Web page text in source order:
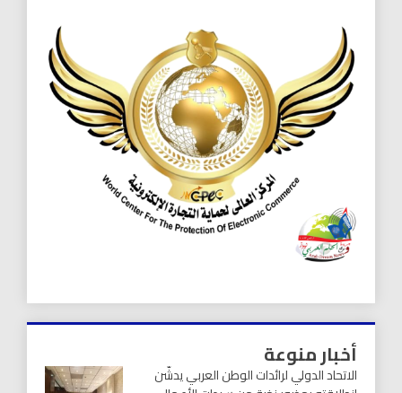
أخبار منوعة
الاتحاد الدولي لرائدات الوطن العربي يدشّن